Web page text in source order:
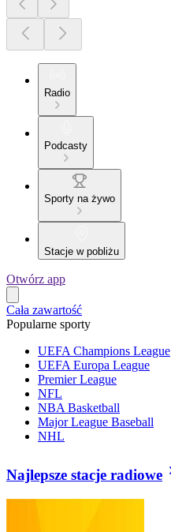
Radio
Podcasty
Sporty na żywo
Stacje w pobliżu
Otwórz app
Cała zawartość
Popularne sporty
UEFA Champions League
UEFA Europa League
Premier League
NFL
NBA Basketball
Major League Baseball
NHL
Najlepsze stacje radiowe